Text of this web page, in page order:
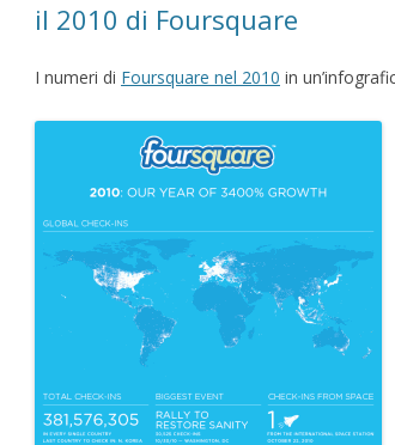
il 2010 di Foursquare
I numeri di Foursquare nel 2010 in